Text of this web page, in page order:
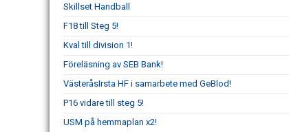
Skillset Handball
F18 till Steg 5!
Kval till division 1!
Föreläsning av SEB Bank!
VästeråsIrsta HF i samarbete med GeBlod!
P16 vidare till steg 5!
USM på hemmaplan x2!